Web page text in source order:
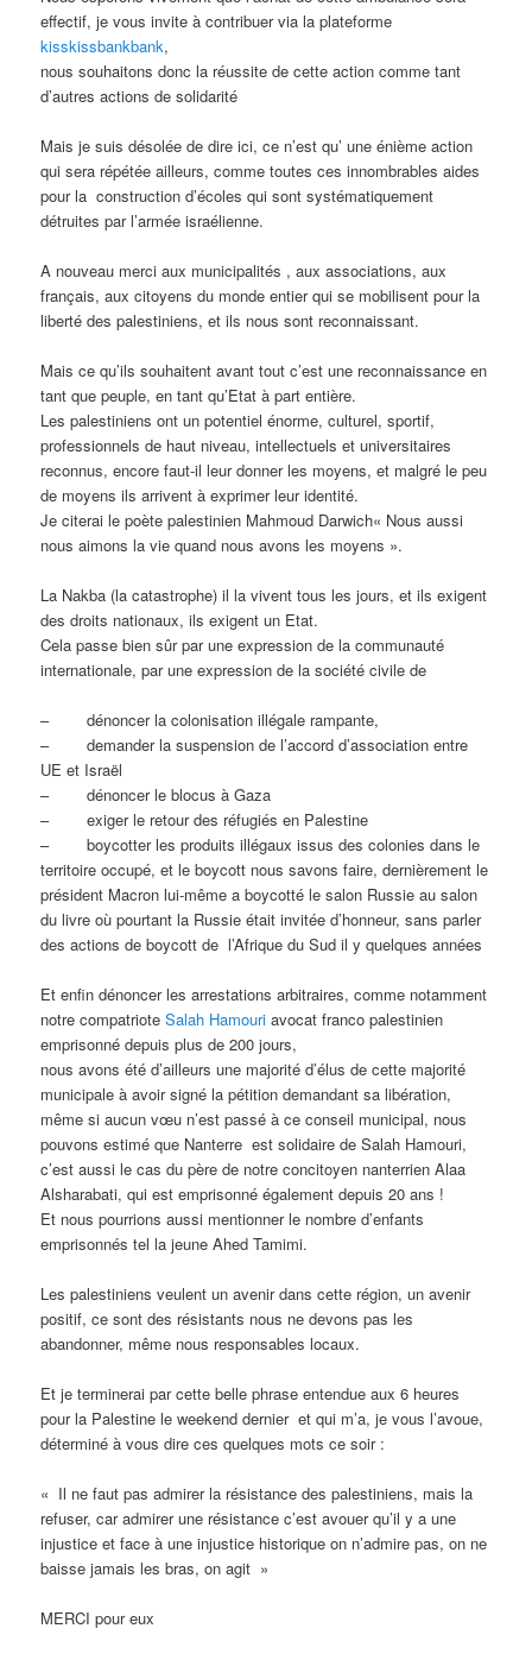
effectif, je vous invite à contribuer via la plateforme
kisskissbankbank,
nous souhaitons donc la réussite de cette action comme tant
d’autres actions de solidarité
Mais je suis désolée de dire ici, ce n’est qu’ une énième action
qui sera répétée ailleurs, comme toutes ces innombrables aides
pour la construction d’écoles qui sont systématiquement
détruites par l’armée israélienne.
A nouveau merci aux municipalités , aux associations, aux
français, aux citoyens du monde entier qui se mobilisent pour la
liberté des palestiniens, et ils nous sont reconnaissant.
Mais ce qu’ils souhaitent avant tout c’est une reconnaissance en
tant que peuple, en tant qu’Etat à part entière.
Les palestiniens ont un potentiel énorme, culturel, sportif,
professionnels de haut niveau, intellectuels et universitaires
reconnus, encore faut-il leur donner les moyens, et malgré le peu
de moyens ils arrivent à exprimer leur identité.
Je citerai le poète palestinien Mahmoud Darwich« Nous aussi
nous aimons la vie quand nous avons les moyens ».
La Nakba (la catastrophe) il la vivent tous les jours, et ils exigent
des droits nationaux, ils exigent un Etat.
Cela passe bien sûr par une expression de la communauté
internationale, par une expression de la société civile de
–
dénoncer la colonisation illégale rampante,
–
demander la suspension de l’accord d’association entre
UE et Israël
–
dénoncer le blocus à Gaza
–
exiger le retour des réfugiés en Palestine
–
boycotter les produits illégaux issus des colonies dans le
territoire occupé, et le boycott nous savons faire, dernièrement le
président Macron lui-même a boycotté le salon Russie au salon
du livre où pourtant la Russie était invitée d’honneur, sans parler
des actions de boycott de l’Afrique du Sud il y quelques années
Et enfin dénoncer les arrestations arbitraires, comme notamment
notre compatrioteSalah Hamouri avocat franco palestinien
emprisonné depuis plus de 200 jours,
nous avons été d’ailleurs une majorité d’élus de cette majorité
municipale à avoir signé la pétition demandant sa libération,
même si aucun vœu n’est passé à ce conseil municipal, nous
pouvons estimé que Nanterre est solidaire de Salah Hamouri,
c’est aussi le cas du père de notre concitoyen nanterrien Alaa
Alsharabati, qui est emprisonné également depuis 20 ans !
Et nous pourrions aussi mentionner le nombre d’enfants
emprisonnés tel la jeune Ahed Tamimi.
Les palestiniens veulent un avenir dans cette région, un avenir
positif, ce sont des résistants nous ne devons pas les
abandonner, même nous responsables locaux.
Et je terminerai par cette belle phrase entendue aux 6 heures
pour la Palestine le weekend dernier et qui m’a, je vous l’avoue,
déterminé à vous dire ces quelques mots ce soir :
« Il ne faut pas admirer la résistance des palestiniens, mais la
refuser, car admirer une résistance c’est avouer qu’il y a une
injustice et face à une injustice historique on n’admire pas, on ne
baisse jamais les bras, on agit »
MERCI pour eux